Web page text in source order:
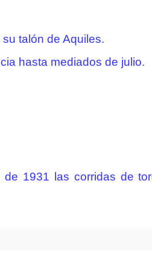
talón de Aquiles.
hasta mediados de julio.
1931 las corridas de